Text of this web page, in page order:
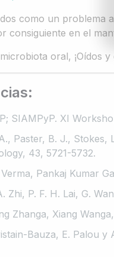
como un problema
consiguiente en el
oral, ¡Oídos
SIAMPyP. XI
Paster, B. J.,
43, 5721-5732.
Verma, Pankaj Kumar
Zhi, P. F. H. Lai, G.
Zhanga, Xiang
Bauza, E. Palou